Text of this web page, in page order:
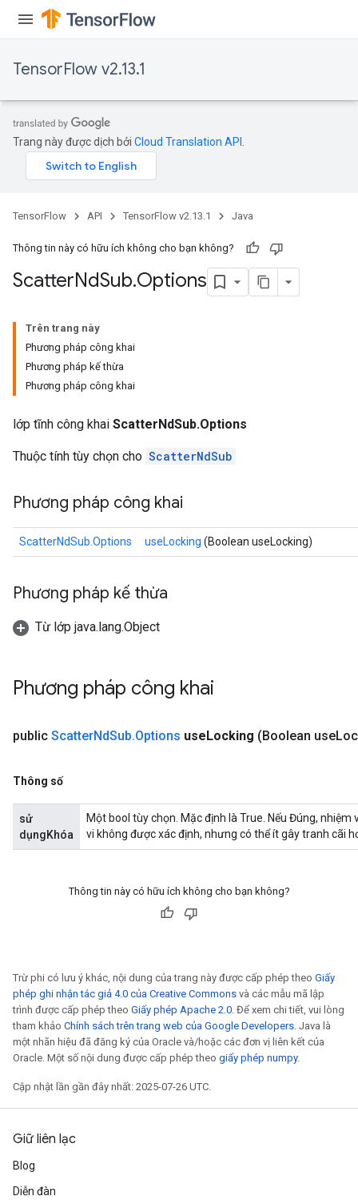
TensorFlow v2.13.1
Trang này được dịch bởi Cloud Translation API
TensorFlow API TensorFlow v2.13.1 Java
Thông tin này có hữu ích không cho bạn không?
ScatterNdSub.Options
Trên trang này
Phương pháp công khai
Phương pháp kế thừa
Phương pháp công khai
lớp tĩnh công khai ScatterNdSub.Options
Thuộc tính tùy chọn cho ScatterNdSub
Phương pháp công khai
ScatterNdSub.Options useLocking (Boolean useLocking)
Phương pháp kế thừa
Từ lớp java.lang.Object
Phương pháp công khai
public ScatterNdSub.Options useLocking (Boolean use
Thông số
sử
dụngKhóa
Một bool tùy chọn. Mặc định là True. Nếu Đúng,
vi không được xác định, nhưng có thể ít gây tranh cãi
Thông tin này có hữu ích không cho bạn không?
Trừ phi có lưu ý khác, nội dung của trang này được cấp phép theo Giấy
phép ghi nhận tác giả 4.0 của Creative Commons và các mẫu mã lập
trình được cấp phép theo Giấy phép Apache 2.0. Để xem chi tiết, vui lòng
tham khảo Chính sách trên trang web của Google Developers. Java là
một nhãn hiệu đã đăng ký của Oracle và/hoặc các đơn vị liên kết của
Oracle. Một số nội dung được cấp phép theo giấy phép numpy.
Cập nhật lần gần đây nhất: 2025-07-26 UTC.
Giữ liên lạc
Blog
Diễn đàn